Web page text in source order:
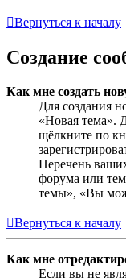
Вернуться к началу
Создание
Как мне создать
Для создания
«Новая тема».
щёлкните по
Перечень
форума или
темы», «Вы
Вернуться к началу
Как мне
Если вы не